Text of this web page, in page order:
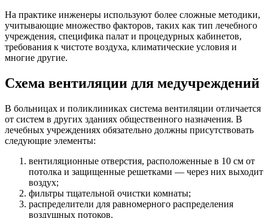
На практике инженеры используют более сложные методики,
учитывающие множество факторов, таких как тип лечебного
учреждения, специфика палат и процедурных кабинетов,
требования к чистоте воздуха, климатические условия и
многие другие.
Схема вентиляции для медучреждений
В больницах и поликлиниках система вентиляции отличается
от систем в других зданиях общественного назначения. В
лечебных учреждениях обязательно должны присутствовать
следующие элементы:
вентиляционные отверстия, расположенные в 10 см от
потолка и защищенные решетками — через них выходит
воздух;
фильтры тщательной очистки комнаты;
распределители для равномерного распределения
воздушных потоков.